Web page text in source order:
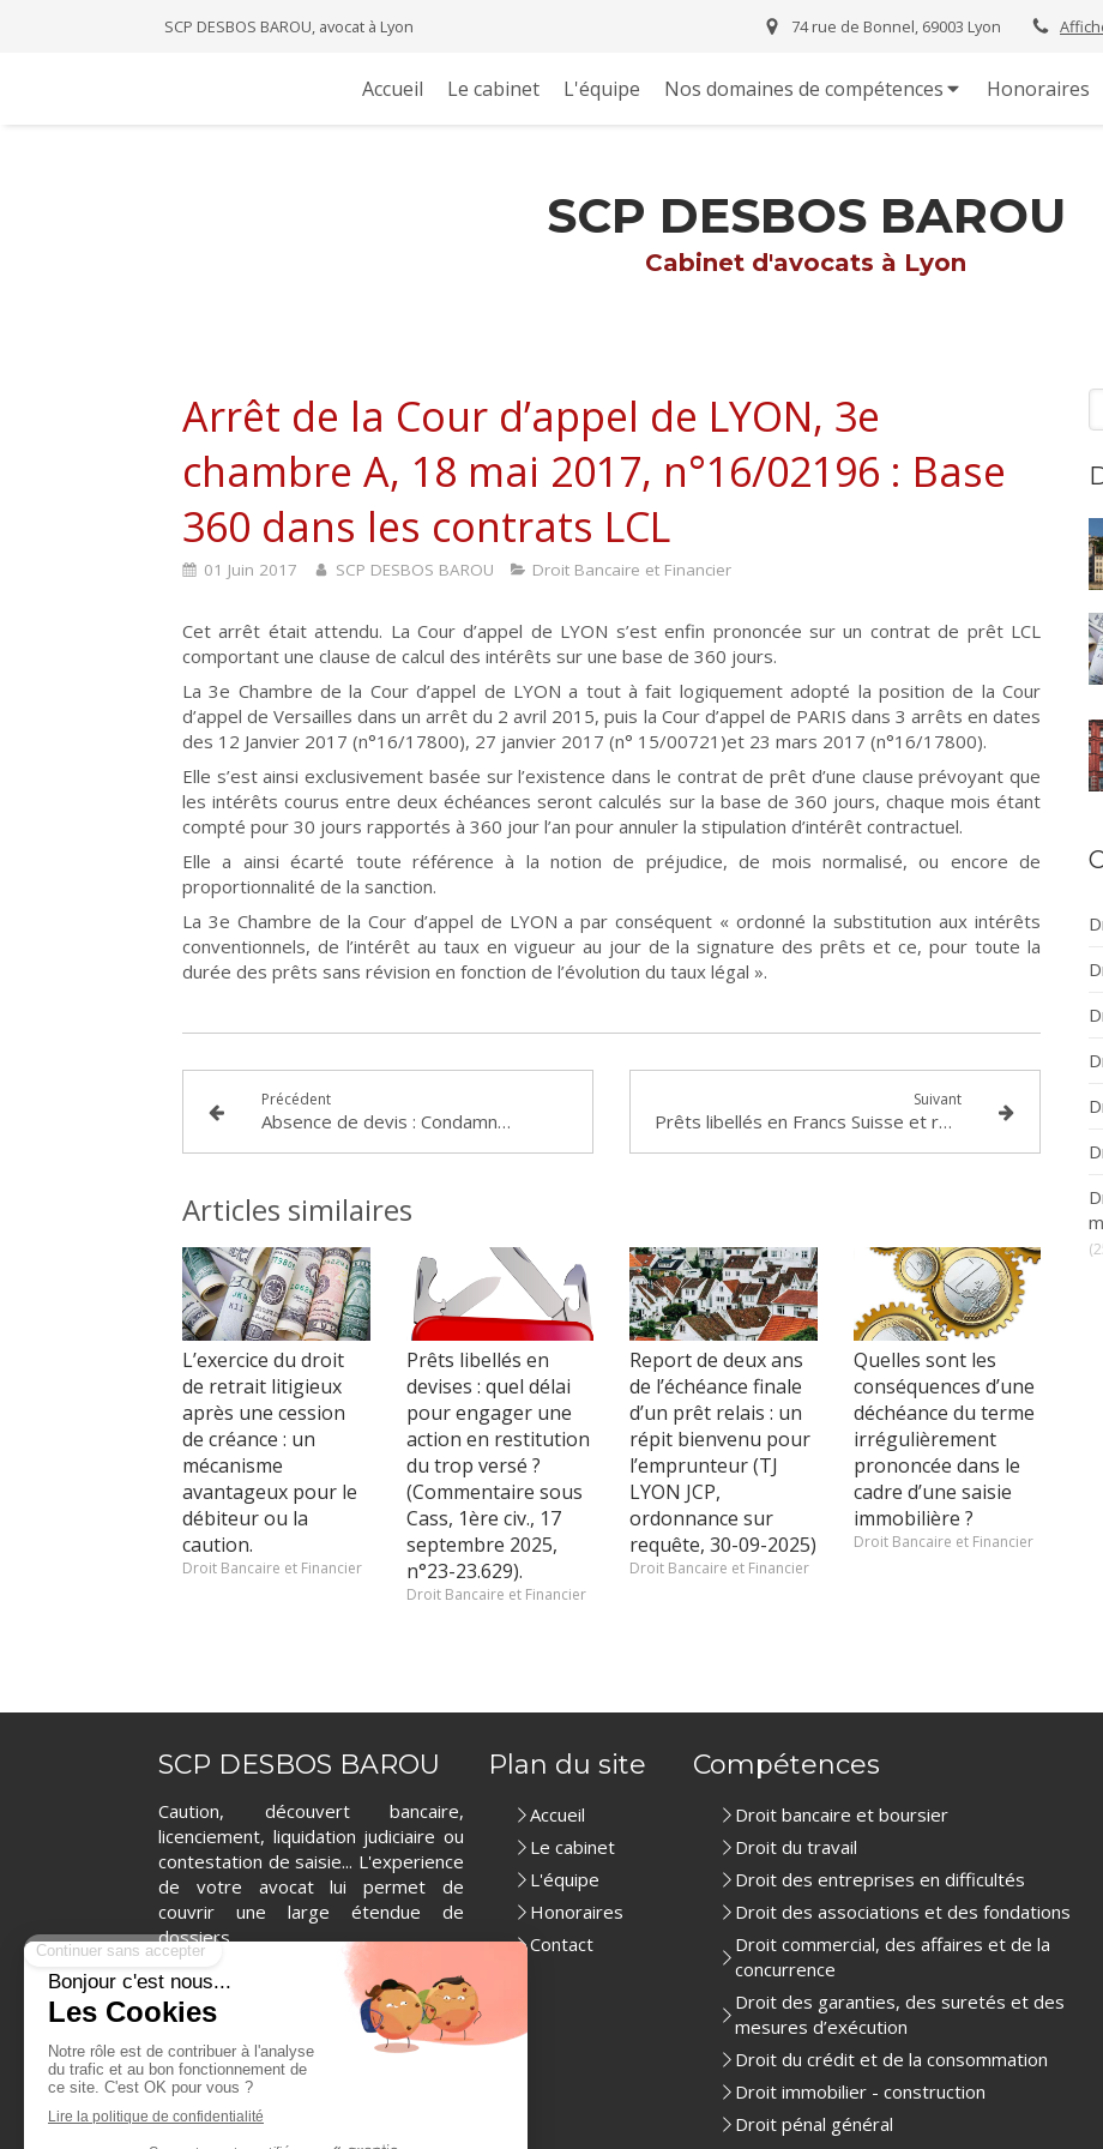
SCP DESBOS BAROU, avocat à Lyon 74 rue de Bonnel, 69003 Lyon
Accueil Le cabinet L'équipe Nos domaines de compétences Honoraires
SCP DESBOS BAROU
Cabinet d'avocats à Lyon
Arrêt de la Cour d’appel de LYON, 3e
chambre A, 18 mai 2017, n°16/02196 : Base
360 dans les contrats LCL
01 Juin 2017 SCP DESBOS BAROU Droit Bancaire et Financier
Cet arrêt était attendu. La Cour d’appel de LYON s’est enfin prononcée sur un contrat de prêt LCL
comportant une clause de calcul des intérêts sur une base de 360 jours.
La 3e Chambre de la Cour d’appel de LYON a tout à fait logiquement adopté la position de la Cour
d’appel de Versailles dans un arrêt du 2 avril 2015, puis la Cour d’appel de PARIS dans 3 arrêts en dates
des 12 Janvier 2017 (n°16/17800), 27 janvier 2017 (n° 15/00721)et 23 mars 2017 (n°16/17800).
Elle s’est ainsi exclusivement basée sur l’existence dans le contrat de prêt d’une clause prévoyant que
les intérêts courus entre deux échéances seront calculés sur la base de 360 jours, chaque mois étant
compté pour 30 jours rapportés à 360 jour l’an pour annuler la stipulation d’intérêt contractuel.
Elle a ainsi écarté toute référence à la notion de préjudice, de mois normalisé, ou encore de
proportionnalité de la sanction.
La 3e Chambre de la Cour d’appel de LYON a par conséquent « ordonné la substitution aux intérêts
conventionnels, de l’intérêt au taux en vigueur au jour de la signature des prêts et ce, pour toute la
durée des prêts sans révision en fonction de l’évolution du taux légal ».
Précédent
Absence de devis : Condamnation de l’entrepreneur à rembourser l’ensemble des sommes perçues au titre de travaux d’électricité (Tribunal de Grande Instance de DRAGUIGNAN, 27 avril 2017, dossier 13/09768)
Suivant
Prêts libellés en Francs Suisse et remboursables en euros : inopposabilité de la clause prévoyant la révision du taux d’intérêt en fonction du taux de change
Articles similaires
L’exercice du droit
de retrait litigieux
après une cession
de créance : un
mécanisme
avantageux pour le
débiteur ou la
caution.
Droit Bancaire et Financier
Prêts libellés en
devises : quel délai
pour engager une
action en restitution
du trop versé ?
(Commentaire sous
Cass, 1ère civ., 17
septembre 2025,
n°23-23.629).
Droit Bancaire et Financier
Report de deux ans
de l’échéance finale
d’un prêt relais : un
répit bienvenu pour
l’emprunteur (TJ
LYON JCP,
ordonnance sur
requête, 30-09-2025)
Droit Bancaire et Financier
Quelles sont les
conséquences d’une
déchéance du terme
irrégulièrement
prononcée dans le
cadre d’une saisie
immobilière ?
Droit Bancaire et Financier
SCP DESBOS BAROU
Caution, découvert bancaire,
licenciement, liquidation judiciaire ou
contestation de saisie... L'experience
de votre avocat lui permet de
couvrir une large étendue de
dossiers.
Plan du site
Accueil
Le cabinet
L'équipe
Honoraires
Contact
Compétences
Droit bancaire et boursier
Droit du travail
Droit des entreprises en difficultés
Droit des associations et des fondations
Droit commercial, des affaires et de la
concurrence
Droit des garanties, des suretés et des
mesures d’exécution
Droit du crédit et de la consommation
Droit immobilier - construction
Droit pénal général